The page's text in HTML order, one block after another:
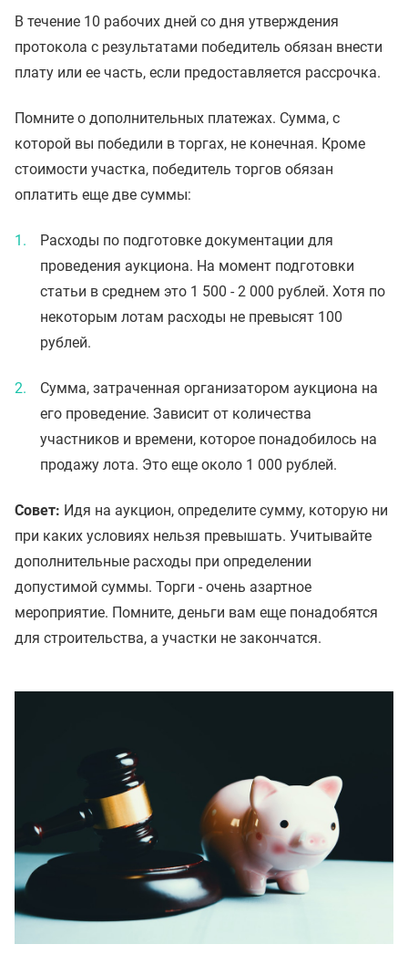
В течение 10 рабочих дней со дня утверждения
протокола с результатами победитель обязан внести
плату или ее часть, если предоставляется рассрочка.
Помните о дополнительных платежах. Сумма, с
которой вы победили в торгах, не конечная. Кроме
стоимости участка, победитель торгов обязан
оплатить еще две суммы:
Расходы по подготовке документации для
проведения аукциона. На момент подготовки
статьи в среднем это 1 500 - 2 000 рублей. Хотя по
некоторым лотам расходы не превысят 100
рублей.
Сумма, затраченная организатором аукциона на
его проведение. Зависит от количества
участников и времени, которое понадобилось на
продажу лота. Это еще около 1 000 рублей.
Совет: Идя на аукцион, определите сумму, которую ни
при каких условиях нельзя превышать. Учитывайте
дополнительные расходы при определении
допустимой суммы. Торги - очень азартное
мероприятие. Помните, деньги вам еще понадобятся
для строительства, а участки не закончатся.